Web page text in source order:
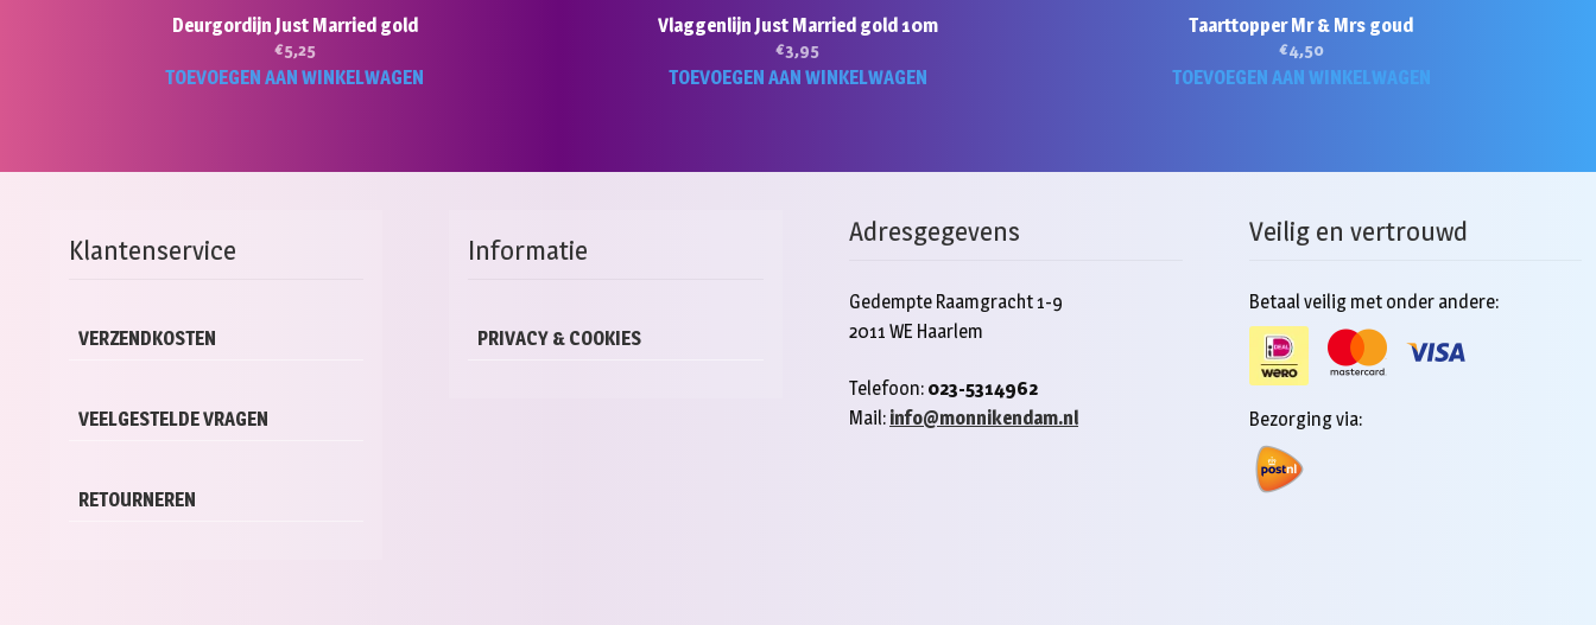
Deurgordijn Just Married gold
€5,25
TOEVOEGEN AAN WINKELWAGEN
Vlaggenlijn Just Married gold 10m
€3,95
TOEVOEGEN AAN WINKELWAGEN
Taarttopper Mr & Mrs goud
€4,50
TOEVOEGEN AAN WINKELWAGEN
Klantenservice
VERZENDKOSTEN
VEELGESTELDE VRAGEN
RETOURNEREN
Informatie
PRIVACY & COOKIES
Adresgegevens
Gedempte Raamgracht 1-9
2011 WE Haarlem
Telefoon: 023-5314962
Mail: info@monnikendam.nl
Veilig en vertrouwd
Betaal veilig met onder andere:
Bezorging via: